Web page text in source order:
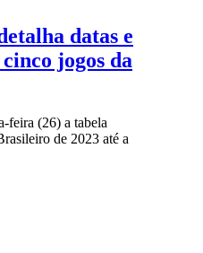
datas e
jogos da
feira (26) a tabela
de 2023 até a